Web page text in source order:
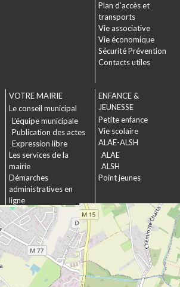
Plan d’accès et
transports
Vie associative
Vie économique
Sécurité Prévention
Contacts utiles
VOTRE MAIRIE
Le conseil municipal
L’équipe municipale
Publication des actes
Expression libre
Les services de la
mairie
Démarches
administratives en
ligne
Formulaires
Marchés publics
ENFANCE &
JEUNESSE
Petite enfance
Vie scolaire
ALAE-ALSH
ALAE
ALSH
Point jeunes
SOCIAL &
SOLIDARITÉ
Actions municipales
La commission
intergénérationnelle
Maison de retraite La